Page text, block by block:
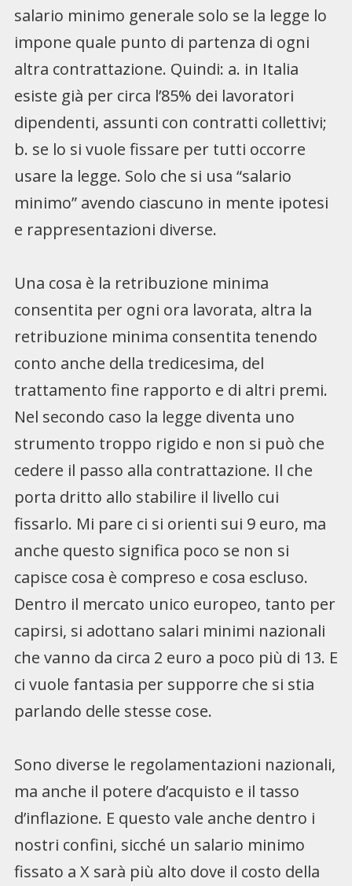
salario minimo generale solo se la legge lo
impone quale punto di partenza di ogni
altra contrattazione. Quindi: a. in Italia
esiste già per circa l’85% dei lavoratori
dipendenti, assunti con contratti collettivi;
b. se lo si vuole fissare per tutti occorre
usare la legge. Solo che si usa “salario
minimo” avendo ciascuno in mente ipotesi
e rappresentazioni diverse.
Una cosa è la retribuzione minima
consentita per ogni ora lavorata, altra la
retribuzione minima consentita tenendo
conto anche della tredicesima, del
trattamento fine rapporto e di altri premi.
Nel secondo caso la legge diventa uno
strumento troppo rigido e non si può che
cedere il passo alla contrattazione. Il che
porta dritto allo stabilire il livello cui
fissarlo. Mi pare ci si orienti sui 9 euro, ma
anche questo significa poco se non si
capisce cosa è compreso e cosa escluso.
Dentro il mercato unico europeo, tanto per
capirsi, si adottano salari minimi nazionali
che vanno da circa 2 euro a poco più di 13. E
ci vuole fantasia per supporre che si stia
parlando delle stesse cose.
Sono diverse le regolamentazioni nazionali,
ma anche il potere d’acquisto e il tasso
d’inflazione. E questo vale anche dentro i
nostri confini, sicché un salario minimo
fissato a X sarà più alto dove il costo della